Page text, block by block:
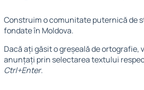
Construim o comunitate puternică de
fondate în Moldova.
Dacă ați găsit o greșeală de ortografie,
anunțați prin selectarea textului
Ctrl+Enter.